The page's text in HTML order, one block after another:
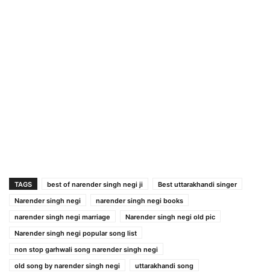
TAGS best of narender singh negi ji
Best uttarakhandi singer
Narender singh negi
narender singh negi books
narender singh negi marriage
Narender singh negi old pic
Narender singh negi popular song list
non stop garhwali song narender singh negi
old song by narender singh negi
uttarakhandi song